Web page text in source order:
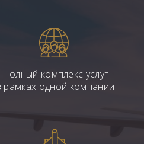
Полный комплекс услуг
рамках одной компании